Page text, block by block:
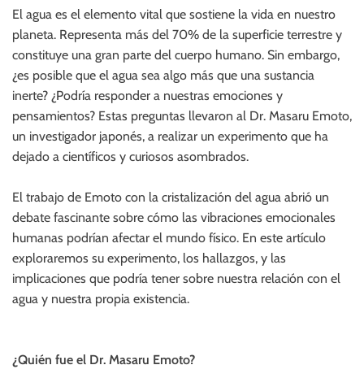
e
l
l
i
e
n
o
s
t
m
d
o
d
e
o
l
o
El agua es el elemento vital que sostiene la vida en nuestro
planeta. Representa más del 70% de la superficie terrestre y
constituye una gran parte del cuerpo humano. Sin embargo,
¿es posible que el agua sea algo más que una sustancia
inerte? ¿Podría responder a nuestras emociones y
pensamientos? Estas preguntas llevaron al Dr. Masaru Emoto,
un investigador japonés, a realizar un experimento que ha
dejado a científicos y curiosos asombrados.
El trabajo de Emoto con la cristalización del agua abrió un
debate fascinante sobre cómo las vibraciones emocionales
humanas podrían afectar el mundo físico. En este artículo
exploraremos su experimento, los hallazgos, y las
implicaciones que podría tener sobre nuestra relación con el
agua y nuestra propia existencia.
¿Quién fue el Dr. Masaru Emoto?